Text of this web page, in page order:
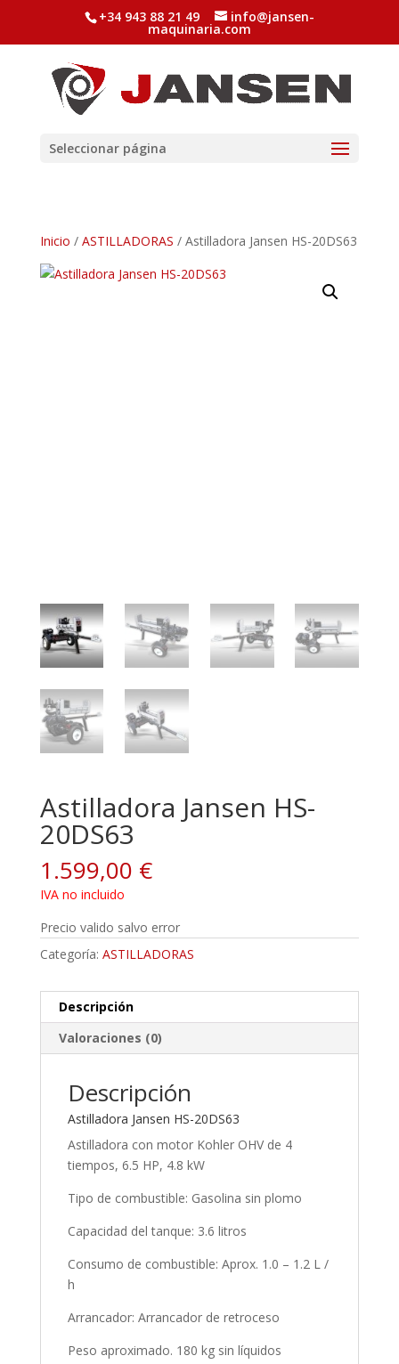
+34 943 88 21 49 info@jansen-
maquinaria.com
Seleccionar página
Inicio / ASTILLADORAS / Astilladora Jansen HS-20DS63
Astilladora Jansen HS-
20DS63
1.599,00 €
IVA no incluido
Precio valido salvo error
Categoría: ASTILLADORAS
Descripción
Valoraciones (0)
Descripción
Astilladora Jansen HS-20DS63
Astilladora con motor Kohler OHV de 4
tiempos, 6.5 HP, 4.8 kW
Tipo de combustible: Gasolina sin plomo
Capacidad del tanque: 3.6 litros
Consumo de combustible: Aprox. 1.0 – 1.2 L /
h
Arrancador: Arrancador de retroceso
Peso aproximado. 180 kg sin líquidos